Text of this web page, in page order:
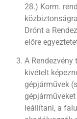
28.) Korm.
Drónt a
előre
A
kivételt
gépjárművek
leállítani, a